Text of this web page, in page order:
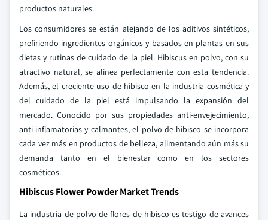
productos naturales.
Los consumidores se están alejando de los aditivos sintéticos,
prefiriendo ingredientes orgánicos y basados en plantas en sus
dietas y rutinas de cuidado de la piel. Hibiscus en polvo, con su
atractivo natural, se alinea perfectamente con esta tendencia.
Además, el creciente uso de hibisco en la industria cosmética y
del cuidado de la piel está impulsando la expansión del
mercado. Conocido por sus propiedades anti-envejecimiento,
anti-inflamatorias y calmantes, el polvo de hibisco se incorpora
cada vez más en productos de belleza, alimentando aún más su
demanda tanto en el bienestar como en los sectores
cosméticos.
Hibiscus Flower Powder Market Trends
La industria de polvo de flores de hibisco es testigo de avances